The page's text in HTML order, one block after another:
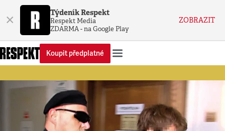
× Týdeník Respekt
Respekt Media
ZDARMA - na Google Play
ZOBRAZIT
Koupit předplatné